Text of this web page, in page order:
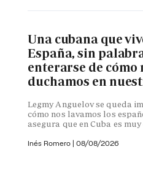
Una cubana que
España, sin
enterarse de cómo
duchamos en
Legmy Anguelov se queda
cómo nos lavamos los
asegura que en Cuba es
Inés Romero | 08/08/2026